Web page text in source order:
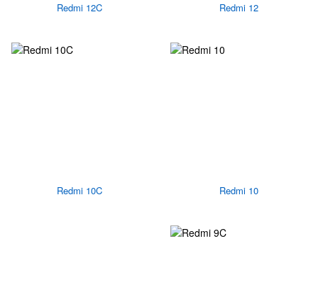
Redmi 12C Redmi 12
Redmi 10C Redmi 10